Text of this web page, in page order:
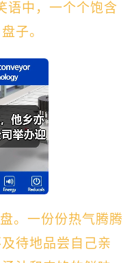
中，一个个饱含
子。
。一份份热气腾腾
待地品尝自己亲